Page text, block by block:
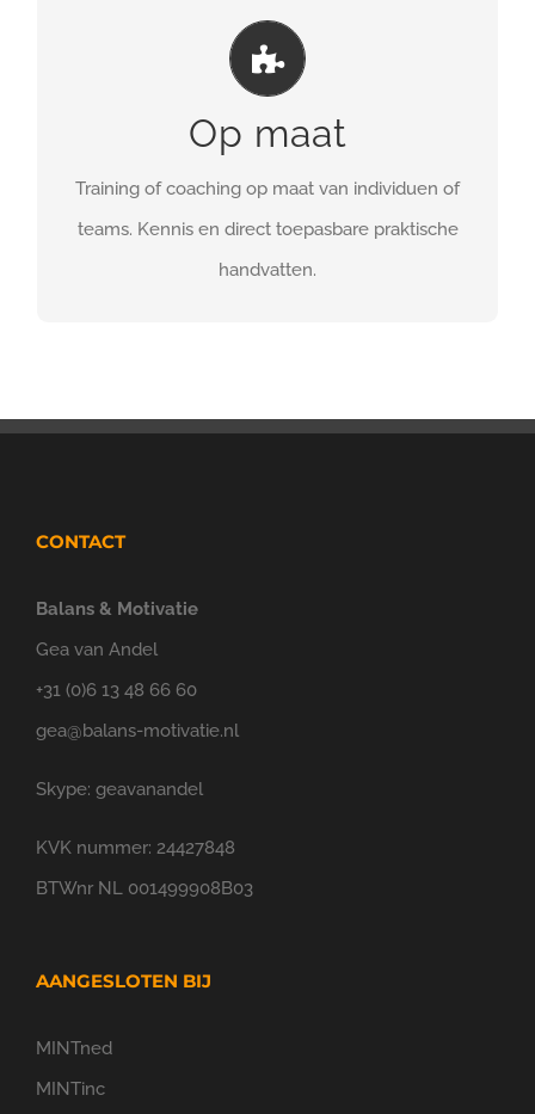
Op maat
Training of coaching op maat van individuen of
teams. Kennis en direct toepasbare praktische
handvatten.
MAATWERK
Gericht aan de slag met gedragsverandering.
MEER INFO
CONTACT
Balans & Motivatie
Gea van Andel
+31 (0)6 13 48 66 60
gea@balans-motivatie.nl
Skype: geavanandel
KVK nummer: 24427848
BTWnr NL 001499908B03
AANGESLOTEN BIJ
MINTned
MINTinc